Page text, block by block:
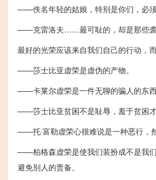
——佚名年轻的姑娘，特别是你们，必须
——克雷洛夫……最可耻的，却是那些袭
最好的光荣应该来自我们自己的行动，
——莎士比亚虚荣是虚伪的产物。
——卡莱尔虚荣是一件无聊的骗人的东西
——莎士比亚贫困不是耻辱，羞于贫困才
——托·富勒虚荣心很难说是一种恶行，
——柏格森虚荣是使我们装扮成不是我
避免别人的责备。